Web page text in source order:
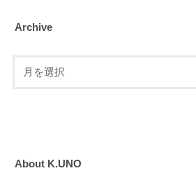
Archive
About K.UNO